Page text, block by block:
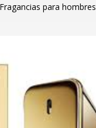
Fragancias para hombres